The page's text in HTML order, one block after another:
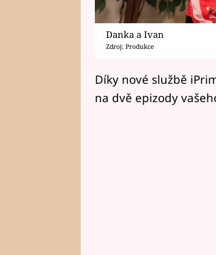
Danka a Ivan
Zdroj: Produkce
Díky nové službě
na dvě epizody